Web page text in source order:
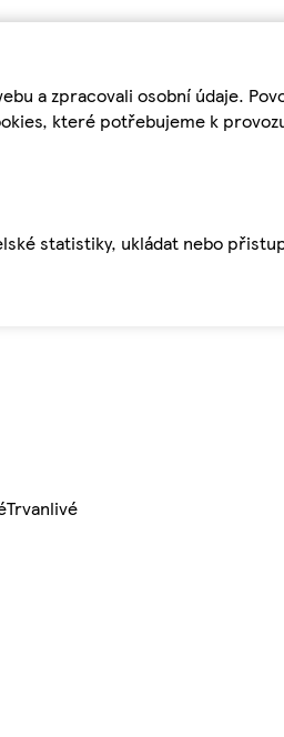
a zpracovali osobní údaje.
které potřebujeme k
statistiky, ukládat nebo
Trvanlivé